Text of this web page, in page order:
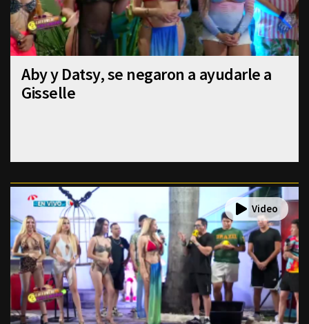
Aby y Datsy, se negaron a ayudarle a
Gisselle